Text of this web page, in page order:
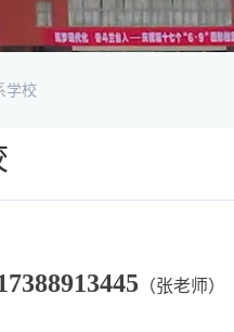
学校
（张老师）